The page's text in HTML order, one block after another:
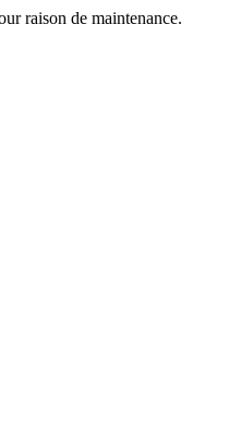
raison de maintenance.